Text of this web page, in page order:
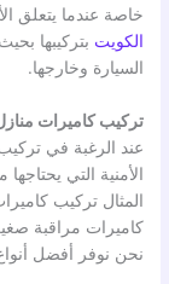
خاصة عندما يتعلق
الكويت بتركيبها
السيارة وخارجها.
تركيب كاميرات
عند الرغبة في
الأمنية التي
المثال تركيب
كاميرات مراقبة
نحن نوفر أفضل